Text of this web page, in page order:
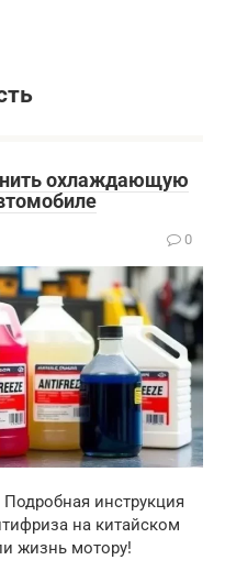
охлаждающую
0
инструкция
на китайском
жизнь мотору!